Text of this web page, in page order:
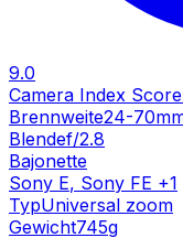
9.0
Camera Index
Brennweite24-
Blendef/2.8
Bajonette
Sony E, Sony FE +1
TypUniversal zoom
Gewicht745g